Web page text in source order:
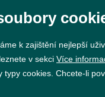
k zajištění nejlepší
v sekci Více
typy cookies. Chcete-li